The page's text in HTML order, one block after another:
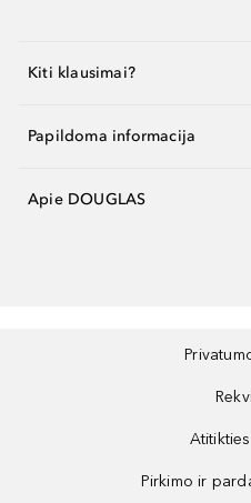
Kiti klausimai?
Papildoma informacija
Apie DOUGLAS
Pirkimo ir